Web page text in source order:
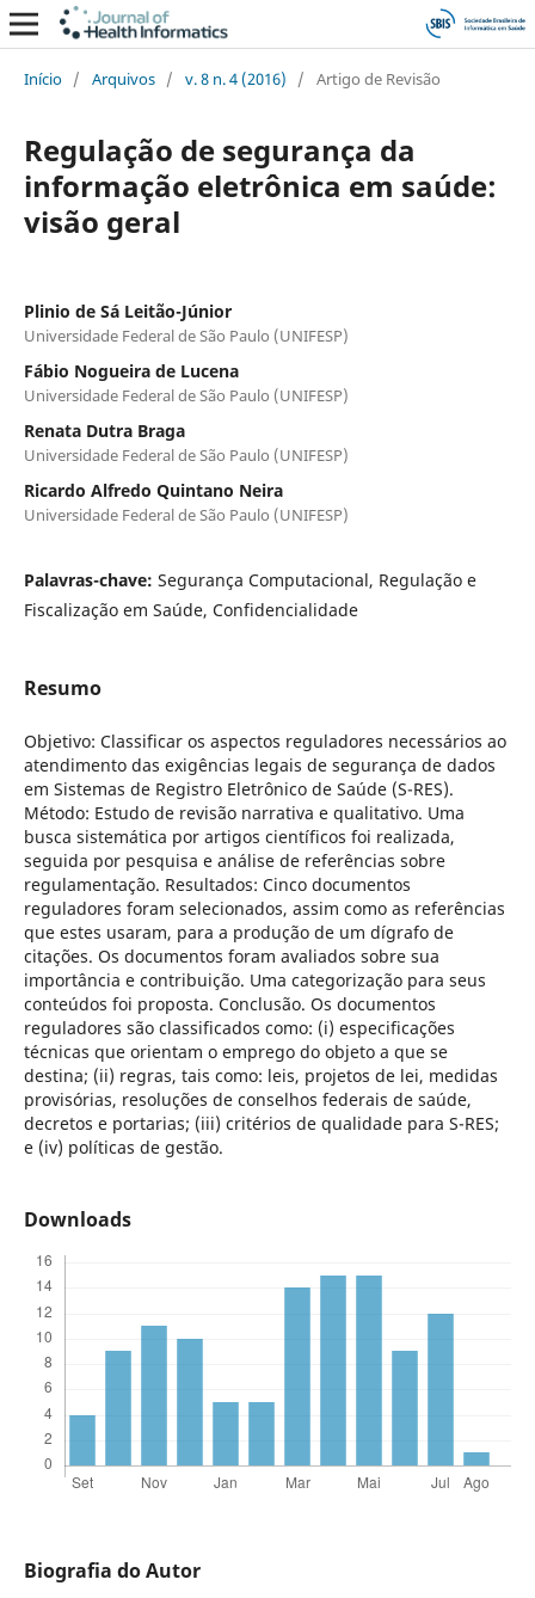
Início / Arquivos / v. 8 n. 4 (2016) / Artigo de Revisão
Regulação de segurança da
informação eletrônica em saúde:
visão geral
Plinio de Sá Leitão-Júnior
Universidade Federal de São Paulo (UNIFESP)
Fábio Nogueira de Lucena
Universidade Federal de São Paulo (UNIFESP)
Renata Dutra Braga
Universidade Federal de São Paulo (UNIFESP)
Ricardo Alfredo Quintano Neira
Universidade Federal de São Paulo (UNIFESP)
Palavras-chave: Segurança Computacional, Regulação e
Fiscalização em Saúde, Confidencialidade
Resumo
Objetivo: Classificar os aspectos reguladores necessários ao
atendimento das exigências legais de segurança de dados
em Sistemas de Registro Eletrônico de Saúde (S-RES).
Método: Estudo de revisão narrativa e qualitativo. Uma
busca sistemática por artigos científicos foi realizada,
seguida por pesquisa e análise de referências sobre
regulamentação. Resultados: Cinco documentos
reguladores foram selecionados, assim como as referências
que estes usaram, para a produção de um dígrafo de
citações. Os documentos foram avaliados sobre sua
importância e contribuição. Uma categorização para seus
conteúdos foi proposta. Conclusão. Os documentos
reguladores são classificados como: (i) especificações
técnicas que orientam o emprego do objeto a que se
destina; (ii) regras, tais como: leis, projetos de lei, medidas
provisórias, resoluções de conselhos federais de saúde,
decretos e portarias; (iii) critérios de qualidade para S-RES;
e (iv) políticas de gestão.
Downloads
Biografia do Autor